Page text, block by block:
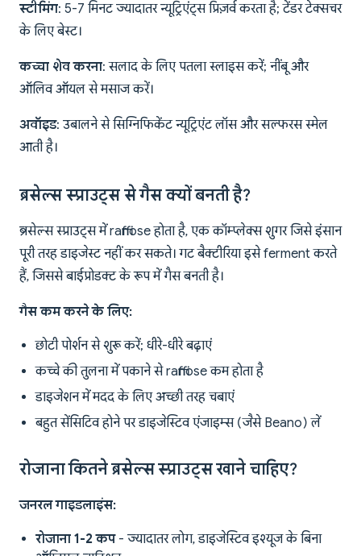
स्टीमिंग: 5-7 मिनट ज्यादातर न्यूट्रिएंट्स प्रिज़र्व करता है; टेंडर टेक्सचर
के लिए बेस्ट।
कच्चा शेव करना: सलाद के लिए पतला स्लाइस करें; नींबू और
ऑलिव ऑयल से मसाज करें।
अवॉइड: उबालने से सिग्निफिकेंट न्यूट्रिएंट लॉस और सल्फरस स्मेल
आती है।
ब्रसेल्स स्प्राउट्स से गैस क्यों बनती है?
ब्रसेल्स स्प्राउट्स में raffinose होता है, एक कॉम्प्लेक्स शुगर जिसे इंसान
पूरी तरह डाइजेस्ट नहीं कर सकते। गट बैक्टीरिया इसे ferment करते
हैं, जिससे बाईप्रोडक्ट के रूप में गैस बनती है।
गैस कम करने के लिए:
छोटी पोर्शन से शुरू करें; धीरे-धीरे बढ़ाएं
कच्चे की तुलना में पकाने से raffinose कम होता है
डाइजेशन में मदद के लिए अच्छी तरह चबाएं
बहुत सेंसिटिव होने पर डाइजेस्टिव एंजाइम्स (जैसे Beano) लें
रोजाना कितने ब्रसेल्स स्प्राउट्स खाने चाहिए?
जनरल गाइडलाइंस:
रोजाना 1-2 कप- ज्यादातर लोग, डाइजेस्टिव इश्यूज के बिना